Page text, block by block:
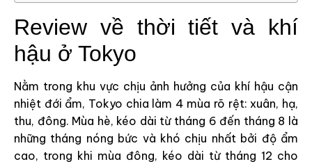
Review về thời tiết và khí
hậu ở Tokyo
Nằm trong khu vực chịu ảnh hưởng của khí hậu cận
nhiệt đới ẩm, Tokyo chia làm 4 mùa rõ rệt: xuân, hạ,
thu, đông. Mùa hè, kéo dài từ tháng 6 đến tháng 8 là
những tháng nóng bức và khó chịu nhất bởi độ ẩm
cao, trong khi mùa đông, kéo dài từ tháng 12 cho